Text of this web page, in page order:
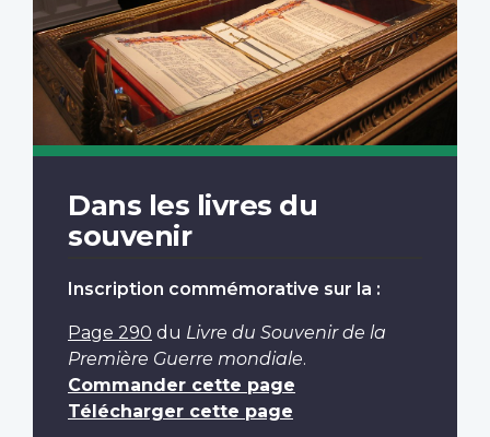
Dans les livres du
souvenir
Inscription commémorative sur la :
Page 290 du Livre du Souvenir de la
Première Guerre mondiale.
Commander cette page
Télécharger cette page